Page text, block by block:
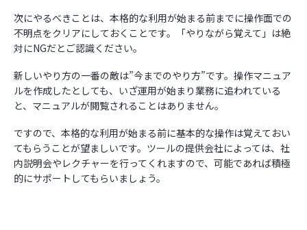
次にやるべきことは、本格的な利用が始まる前までに操作面での
不明点をクリアにしておくことです。「やりながら覚えて」は絶
対にNGだとご認識ください。
新しいやり方の一番の敵は”今までのやり方”です。操作マニュア
ルを作成したとしても、いざ運用が始まり業務に追われている
と、マニュアルが閲覧されることはありません。
ですので、本格的な利用が始まる前に基本的な操作は覚えておい
てもらうことが望ましいです。ツールの提供会社によっては、社
内説明会やレクチャーを行ってくれますので、可能であれば積極
的にサポートしてもらいましょう。